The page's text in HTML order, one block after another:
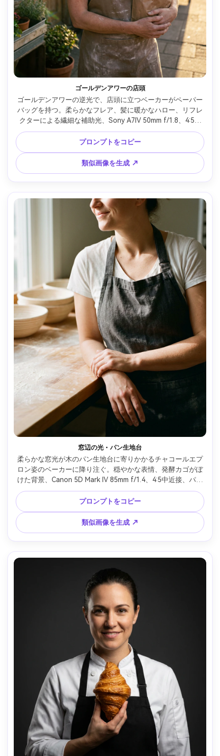
ゴールデンアワーの店頭
ゴールデンアワーの逆光で、店頭に立つベーカーがペーパー
バッグを持つ。柔らかなフレア、髪に暖かなハロー、リフレ
クターによる繊細な補助光、Sony A7IV 50mm f/1.8、4:5三
分身縦ポートレート、明るくも自然な雰囲気、写実的な肌、
シャープな目と自然な影 --ar 4:5
プロンプトをコピー
類似画像を生成 ↗
窓辺の光・パン生地台
柔らかな窓光が木のパン生地台に寄りかかるチャコールエプ
ロン姿のベーカーに降り注ぐ。穏やかな表情、発酵カゴがぼ
けた背景、Canon 5D Mark IV 85mm f/1.4、4:5中近接、パン
屋の暖かい色、繊細なフィルムグレイン、編集的な透明感、
リアルな影と自然な肌 --ar 4:5
プロンプトをコピー
類似画像を生成 ↗